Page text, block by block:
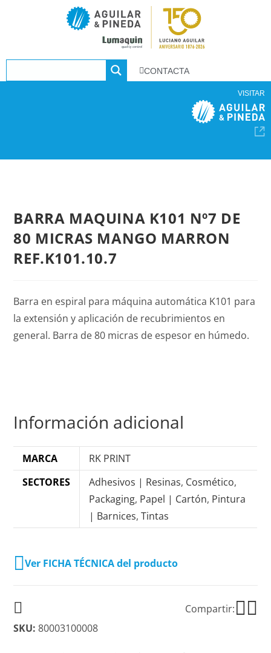
CONTACTA
VISITAR
BARRA MAQUINA K101 Nº7 DE
80 MICRAS MANGO MARRON
REF.K101.10.7
Barra en espiral para máquina automática K101 para
la extensión y aplicación de recubrimientos en
general. Barra de 80 micras de espesor en húmedo.
Información adicional
MARCA
RK PRINT
SECTORES
Adhesivos | Resinas, Cosmético,
Packaging, Papel | Cartón, Pintura
| Barnices,Tintas
Ver FICHA TÉCNICA del producto
Compartir:
SKU: 80003100008